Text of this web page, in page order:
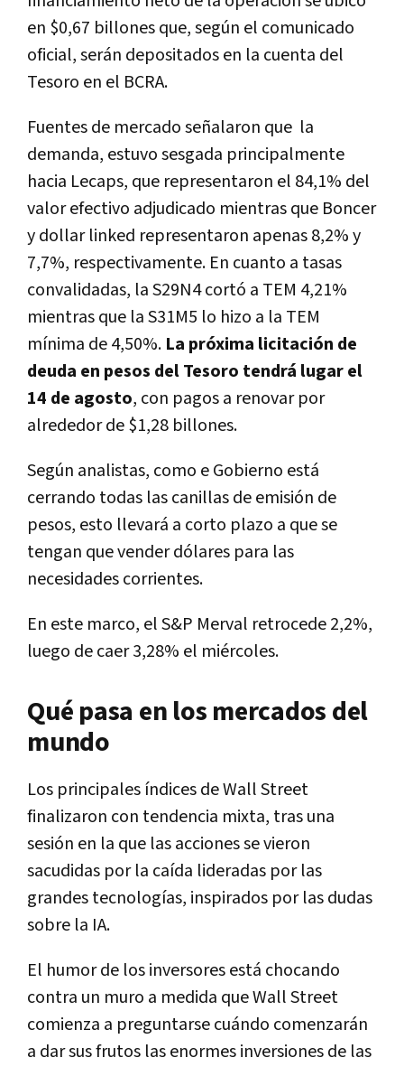
en $0,67 billones que, según el comunicado
oficial, serán depositados en la cuenta del
Tesoro en el BCRA.
Fuentes de mercado señalaron que la
demanda, estuvo sesgada principalmente
hacia Lecaps, que representaron el 84,1% del
valor efectivo adjudicado mientras que Boncer
y dollar linked representaron apenas 8,2% y
7,7%, respectivamente. En cuanto a tasas
convalidadas, la S29N4 cortó a TEM 4,21%
mientras que la S31M5 lo hizo a la TEM
mínima de 4,50%. La próxima licitación de
deuda en pesos del Tesoro tendrá lugar el
14 de agosto, con pagos a renovar por
alrededor de $1,28 billones.
Según analistas, como e Gobierno está
cerrando todas las canillas de emisión de
pesos, esto llevará a corto plazo a que se
tengan que vender dólares para las
necesidades corrientes.
En este marco, el S&P Merval retrocede 2,2%,
luego de caer 3,28% el miércoles.
Qué pasa en los mercados del
mundo
Los principales índices de Wall Street
finalizaron con tendencia mixta, tras una
sesión en la que las acciones se vieron
sacudidas por la caída lideradas por las
grandes tecnologías, inspirados por las dudas
sobre la IA.
El humor de los inversores está chocando
contra un muro a medida que Wall Street
comienza a preguntarse cuándo comenzarán
a dar sus frutos las enormes inversiones de las